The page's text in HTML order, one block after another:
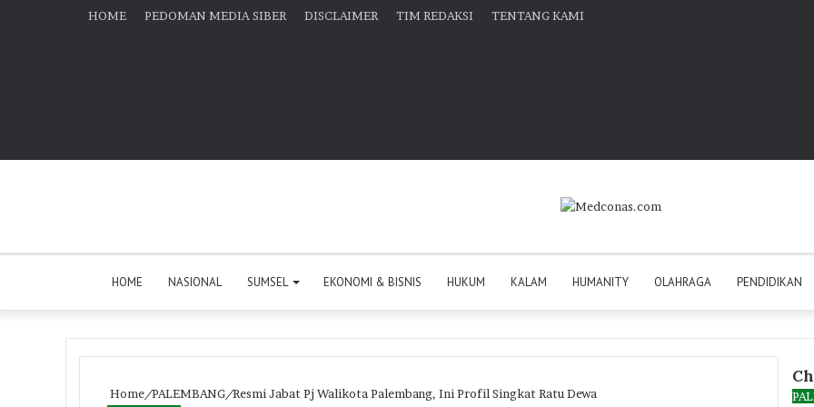
HOME PEDOMAN MEDIA SIBER DISCLAIMER TIM REDAKSI TENTANG KAMI
HOME NASIONAL SUMSEL EKONOMI & BISNIS HUKUM KALAM HUMANITY OLAHRAGA PENDIDIKAN
Home/PALEMBANG/Resmi Jabat Pj Walikota Palembang, Ini Profil Singkat Ratu Dewa